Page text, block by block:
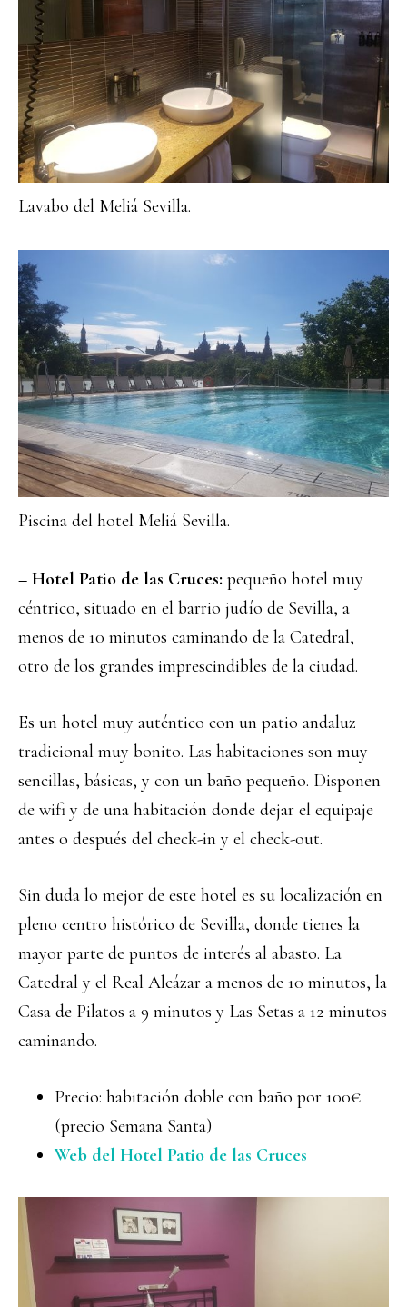
Lavabo del Meliá Sevilla.
Piscina del hotel Meliá Sevilla.
– Hotel Patio de las Cruces: pequeño hotel muy
céntrico, situado en el barrio judío de Sevilla, a
menos de 10 minutos caminando de la Catedral,
otro de los grandes imprescindibles de la ciudad.
Es un hotel muy auténtico con un patio andaluz
tradicional muy bonito. Las habitaciones son muy
sencillas, básicas, y con un baño pequeño. Disponen
de wifi y de una habitación donde dejar el equipaje
antes o después del check-in y el check-out.
Sin duda lo mejor de este hotel es su localización en
pleno centro histórico de Sevilla, donde tienes la
mayor parte de puntos de interés al abasto. La
Catedral y el Real Alcázar a menos de 10 minutos, la
Casa de Pilatos a 9 minutos y Las Setas a 12 minutos
caminando.
Precio: habitación doble con baño por 100€
(precio Semana Santa)
Web del Hotel Patio de las Cruces